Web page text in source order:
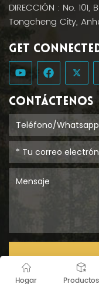
DIRECCIÓN : No.
Tongcheng City,
GET
CONTÁCTENOS
Hogar Productos